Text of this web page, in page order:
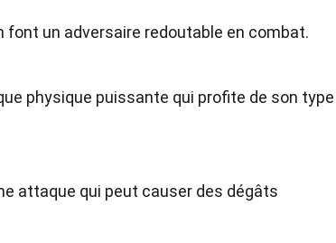
un adversaire redoutable en combat.
physique puissante qui profite de son type
attaque qui peut causer des dégâts